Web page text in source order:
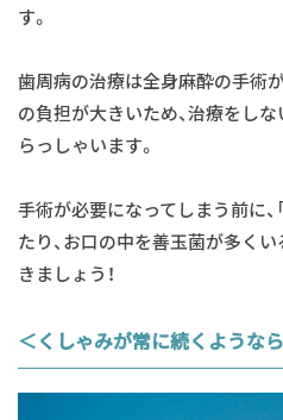
す。
歯周病の治療は全身麻酔の手術
の負担が大きいため、治療をし
らっしゃいます。
手術が必要になってしまう前に、
たり、お口の中を善玉菌が多くい
きましょう！
＜くしゃみが常に続くような